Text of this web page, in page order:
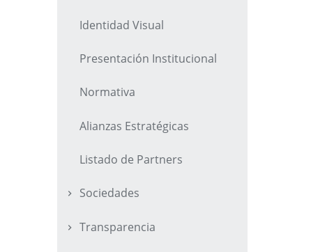
Identidad Visual
Presentación Institucional
Normativa
Alianzas Estratégicas
Listado de Partners
Sociedades
Transparencia